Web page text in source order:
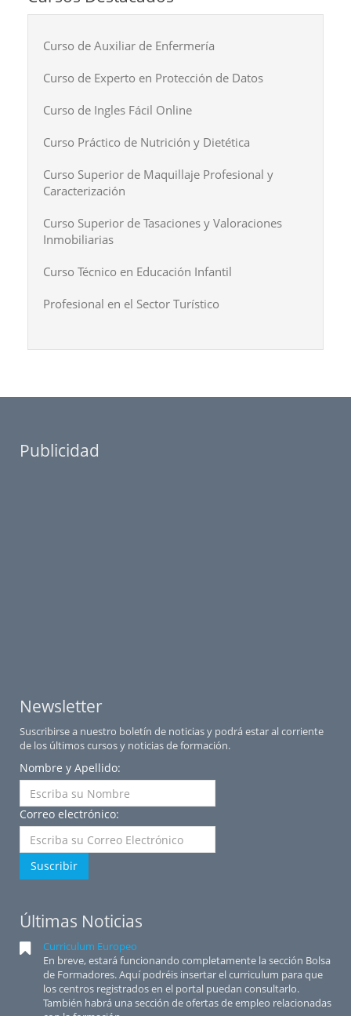
Curso de Auxiliar de Enfermería
Curso de Experto en Protección de Datos
Curso de Ingles Fácil Online
Curso Práctico de Nutrición y Dietética
Curso Superior de Maquillaje Profesional y
Caracterización
Curso Superior de Tasaciones y Valoraciones
Inmobiliarias
Curso Técnico en Educación Infantil
Profesional en el Sector Turístico
Publicidad
Newsletter
Suscribirse a nuestro boletín de noticias y podrá estar al corriente
de los últimos cursos y noticias de formación.
Nombre y Apellido:
Correo electrónico:
Suscribir
Últimas Noticias
Curriculum Europeo
En breve, estará funcionando completamente la sección Bolsa
de Formadores. Aquí podréis insertar el curriculum para que
los centros registrados en el portal puedan consultarlo.
También habrá una sección de ofertas de empleo relacionadas